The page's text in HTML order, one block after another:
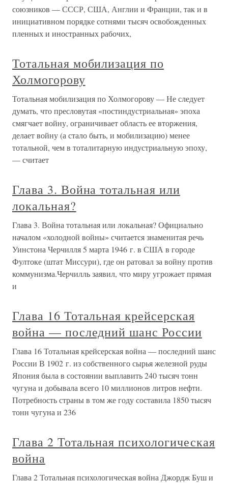
союзников — СССР, США, Англии и Франции, так и в
инициативном порядке сотнями тысяч освобожденных
пленных и иностранных рабочих,
Тотальная мобилизация по
Холмогорову
Тотальная мобилизация по Холмогорову — Не следует
думать, что пресловутая «постиндустриальная» эпоха
смягчает войну, ограничивает область ее вторжения,
делает войну (а стало быть, и мобилизацию) менее
тотальной, чем в тоталитарную индустриальную эпоху,
— считает
Глава 3. Война тотальная или
локальная?
Глава 3. Война тотальная или локальная? Официально
началом «холодной войны» считается знаменитая речь
Уинстона Черчилля 5 марта 1946 г. в США в городе
Фултоке (штат Миссури), где он ратовал за войну против
коммунизма.Черчилль заявил, что миру угрожает прямая
и
Глава 16 Тотальная крейсерская
война — последний шанс России
Глава 16 Тотальная крейсерская война — последний шанс
России В 1902 г. из собственного сырья железной руды
Япония была в состоянии выплавить 240 тысяч тонн
чугуна и добывала всего 10 миллионов литров нефти.
Потребность страны в том же году составила 1850 тысяч
тонн чугуна и 236
Глава 2 Тотальная психологическая
война
Глава 2 Тотальная психологическая война Джордж Буш и